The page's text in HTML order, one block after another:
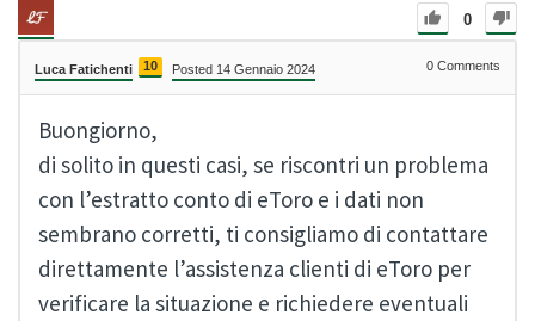
0
Luca Fatichenti 10 Posted 14 Gennaio 2024 0 Comments
Buongiorno,
di solito in questi casi, se riscontri un problema
con l’estratto conto di eToro e i dati non
sembrano corretti, ti consigliamo di contattare
direttamente l’assistenza clienti di eToro per
verificare la situazione e richiedere eventuali